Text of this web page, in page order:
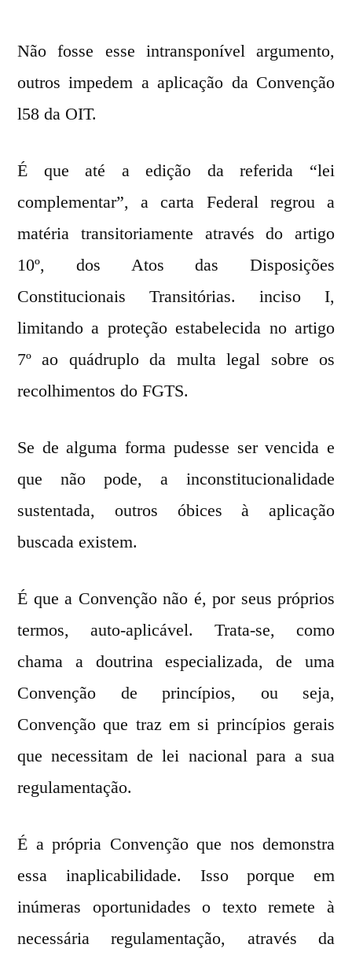
Não fosse esse intransponível argumento,
outros impedem a aplicação da Convenção
l58 da OIT.
É que até a edição da referida “lei
complementar”, a carta Federal regrou a
matéria transitoriamente através do artigo
10º, dos Atos das Disposições
Constitucionais Transitórias. inciso I,
limitando a proteção estabelecida no artigo
7º ao quádruplo da multa legal sobre os
recolhimentos do FGTS.
Se de alguma forma pudesse ser vencida e
que não pode, a inconstitucionalidade
sustentada, outros óbices à aplicação
buscada existem.
É que a Convenção não é, por seus próprios
termos, auto-aplicável. Trata-se, como
chama a doutrina especializada, de uma
Convenção de princípios, ou seja,
Convenção que traz em si princípios gerais
que necessitam de lei nacional para a sua
regulamentação.
É a própria Convenção que nos demonstra
essa inaplicabilidade. Isso porque em
inúmeras oportunidades o texto remete à
necessária regulamentação, através da